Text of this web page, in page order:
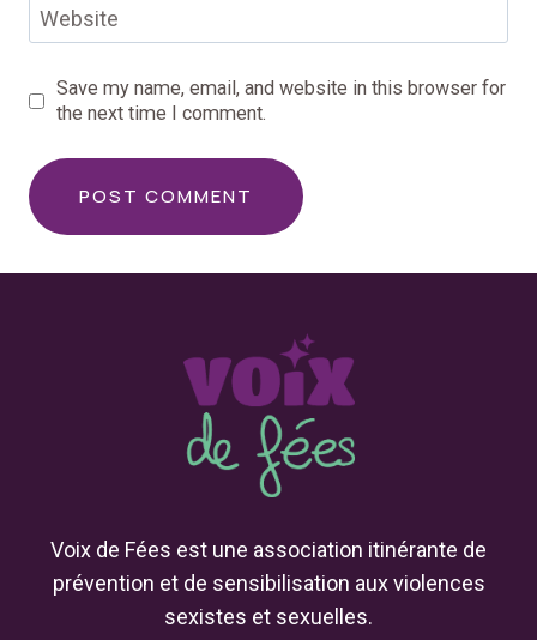
Website
Save my name, email, and website in this browser for
the next time I comment.
Voix de Fées est une association itinérante de
prévention et de sensibilisation aux violences
sexistes et sexuelles.